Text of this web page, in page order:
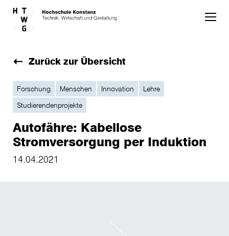
Skip to main content
Zurück zur Übersicht
Forschung Menschen Innovation
Lehre
Studierendenprojekte
Autofähre: Kabellose
Stromversorgung per Induktion
14.04.2021